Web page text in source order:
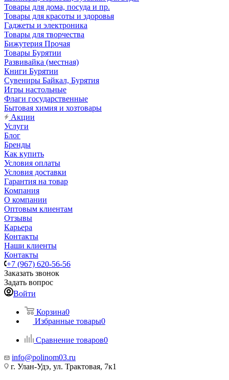
Товары для дома, посуда и пр.
Товары для красоты и здоровья
Гаджеты и электроника
Товары для творчества
Бижутерия Прочая
Товары Бурятии
Развивайка (местная)
Книги Бурятии
Сувениры Байкал, Бурятия
Игры настольные
Флаги государственные
Бытовая химия и хозтовары
Акции
Услуги
Блог
Бренды
Как купить
Условия оплаты
Условия доставки
Гарантия на товар
Компания
О компании
Оптовым клиентам
Отзывы
Карьера
Контакты
Наши клиенты
Контакты
+7 (967) 620-56-56
Заказать звонок
Задать вопрос
Войти
Корзина0
Избранные товары0
Сравнение товаров0
info@polinom03.ru
г. Улан-Удэ, ул. Трактовая, 7к1